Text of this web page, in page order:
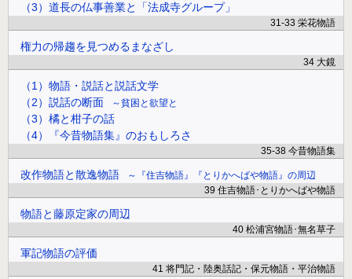
（3）道長の仏事善業と「法成寺グループ」
31-33 栄花物語
権力の帰趨を見つめるまなざし
34 大鏡
（1）物語・説話と説話文学
（2）説話の断面
貧困と欲望と
（3）橘と柑子の話
（4）『今昔物語集』のおもしろさ
35-38 今昔物語集
改作物語と散逸物語
『住吉物語』『とりかへばや物語』の周辺
39 住吉物語･とりかへばや物語
物語と藤原定家の周辺
40 松浦宮物語･無名草子
軍記物語の評価
41 将門記・陸奥話記・保元物語・平治物語